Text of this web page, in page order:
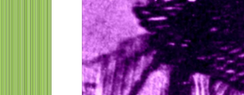
Ciudad de México el 4 de julio...
1947) es una cantante y...